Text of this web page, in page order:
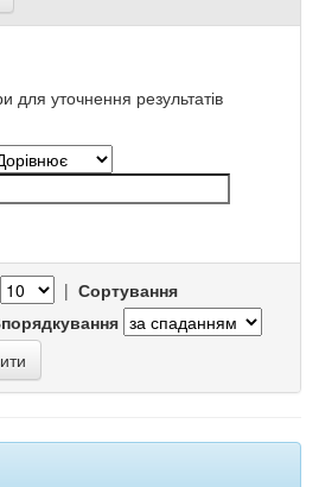
для уточнення результатів
| Сортування